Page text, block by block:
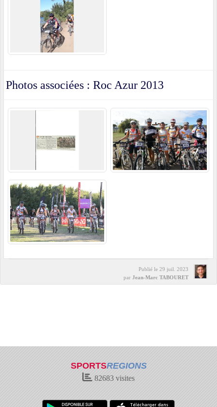
Photos associées : Roc Azur 2013
Publié le 29 juil. 2023
par Jean-Marc TABOURET
SPORTSREGIONS
82683 visites